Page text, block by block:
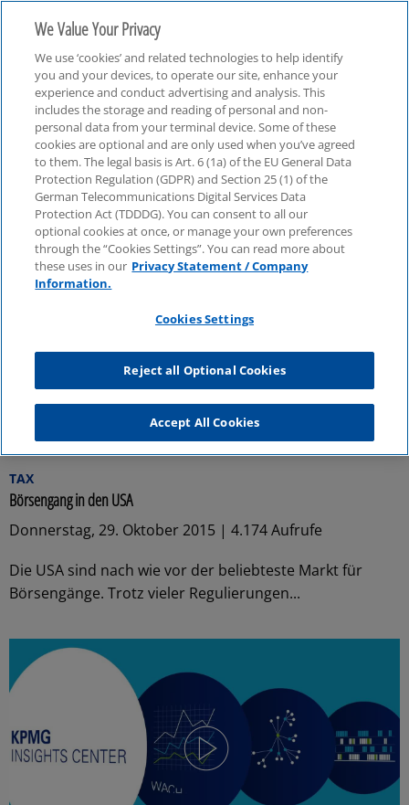
strategy
02:37
TAX
Börsengang in den USA
Donnerstag, 29. Oktober 2015 | 4.174 Aufrufe
Die USA sind nach wie vor der beliebteste Markt für
Börsengänge. Trotz vieler Regulierungen...
We Value Your Privacy
We use ‘cookies’ and related technologies to help identify
you and your devices, to operate our site, enhance your
experience and conduct advertising and analysis. This
includes the storage and reading of personal and non-
personal data from your terminal device. Some of these
cookies are optional and are only used when you’ve agreed
to them. The legal basis is Art. 6 (1a) of the EU General Data
Protection Regulation (GDPR) and Section 25 (1) of the
German Telecommunications Digital Services Data
Protection Act (TDDDG). You can consent to all our
optional cookies at once, or manage your own preferences
through the “Cookies Settings”. You can read more about
these uses in our Privacy Statement / Company
Information.
Cookies Settings
Reject all Optional Cookies
Accept All Cookies